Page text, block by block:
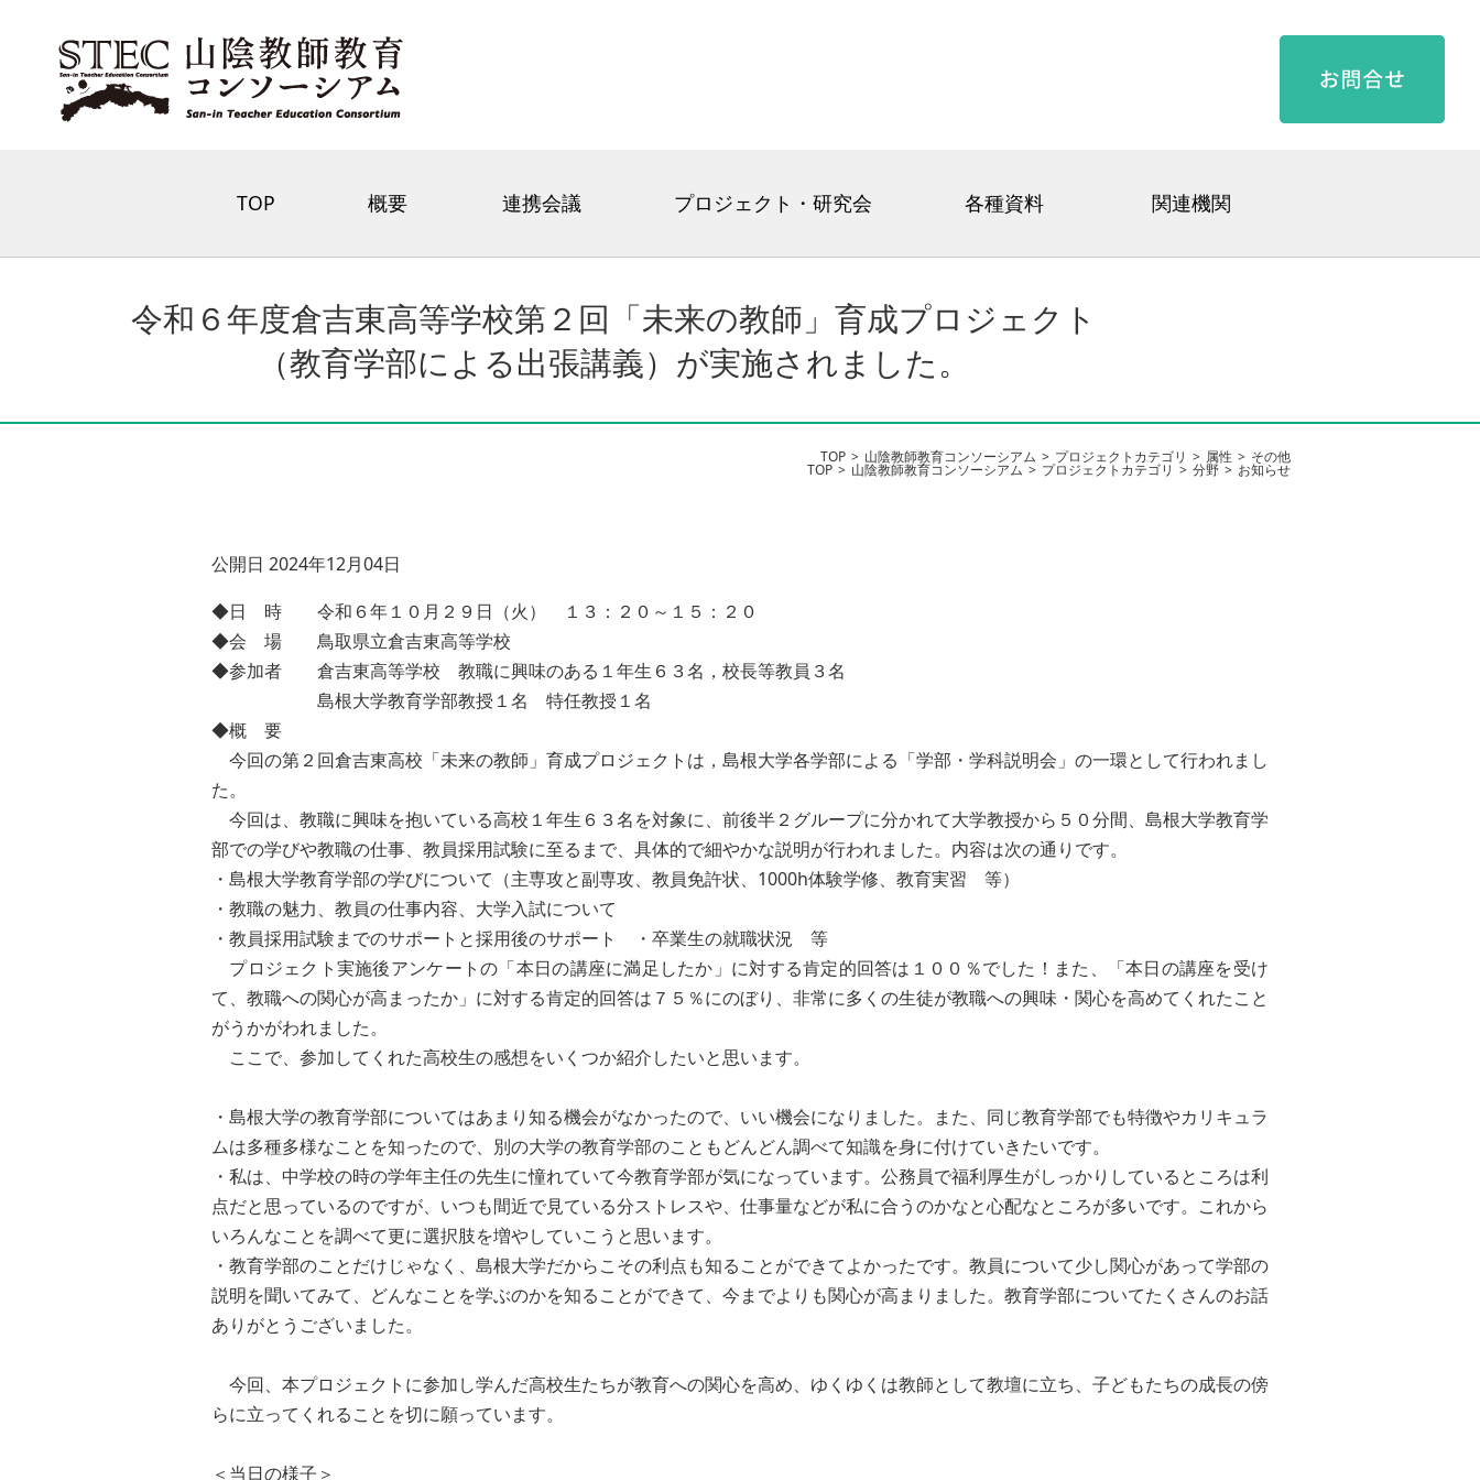
TOP 概要 連携会議 プロジェクト・研究会 各種資料 関連機関
令和６年度倉吉東高等学校第２回「未来の教師」育成プロジェクト
（教育学部による出張講義）が実施されました。
TOP 山陰教師教育コンソーシアム プロジェクトカテゴリ 属性 その他
TOP 山陰教師教育コンソーシアム プロジェクトカテゴリ 分野 お知らせ
公開日 2024年12月04日
◆日 時 令和６年１０月２９日（火） １３：２０～１５：２０
◆会 場 鳥取県立倉吉東高等学校
◆参加者 倉吉東高等学校 教職に興味のある１年生６３名，校長等教員３名
島根大学教育学部教授１名 特任教授１名
◆概 要
今回の第２回倉吉東高校「未来の教師」育成プロジェクトは，島根大学各学部による「学部・学科説明会」の一環として行われまし
た。
今回は、教職に興味を抱いている高校１年生６３名を対象に、前後半２グループに分かれて大学教授から５０分間、島根大学教育学
部での学びや教職の仕事、教員採用試験に至るまで、具体的で細やかな説明が行われました。内容は次の通りです。
・島根大学教育学部の学びについて（主専攻と副専攻、教員免許状、1000h体験学修、教育実習 等）
・教職の魅力、教員の仕事内容、大学入試について
・教員採用試験までのサポートと採用後のサポート ・卒業生の就職状況 等
プロジェクト実施後アンケートの「本日の講座に満足したか」に対する肯定的回答は１００％でした！また、「本日の講座を受け
て、教職への関心が高まったか」に対する肯定的回答は７５％にのぼり、非常に多くの生徒が教職への興味・関心を高めてくれたこと
がうかがわれました。
ここで、参加してくれた高校生の感想をいくつか紹介したいと思います。
・島根大学の教育学部についてはあまり知る機会がなかったので、いい機会になりました。また、同じ教育学部でも特徴やカリキュラ
ムは多種多様なことを知ったので、別の大学の教育学部のこともどんどん調べて知識を身に付けていきたいです。
・私は、中学校の時の学年主任の先生に憧れていて今教育学部が気になっています。公務員で福利厚生がしっかりしているところは利
点だと思っているのですが、いつも間近で見ている分ストレスや、仕事量などが私に合うのかなと心配なところが多いです。これから
いろんなことを調べて更に選択肢を増やしていこうと思います。
・教育学部のことだけじゃなく、島根大学だからこその利点も知ることができてよかったです。教員について少し関心があって学部の
説明を聞いてみて、どんなことを学ぶのかを知ることができて、今までよりも関心が高まりました。教育学部についてたくさんのお話
ありがとうございました。
今回、本プロジェクトに参加し学んだ高校生たちが教育への関心を高め、ゆくゆくは教師として教壇に立ち、子どもたちの成長の傍
らに立ってくれることを切に願っています。
＜当日の様子＞